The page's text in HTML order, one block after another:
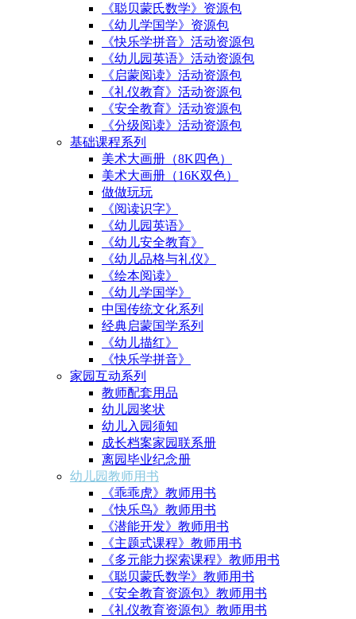
《聪贝蒙氏数学》资源包
《幼儿学国学》资源包
《快乐学拼音》活动资源包
《幼儿园英语》活动资源包
《启蒙阅读》活动资源包
《礼仪教育》活动资源包
《安全教育》活动资源包
《分级阅读》活动资源包
基础课程系列
美术大画册（8K四色）
美术大画册（16K双色）
做做玩玩
《阅读识字》
《幼儿园英语》
《幼儿安全教育》
《幼儿品格与礼仪》
《绘本阅读》
《幼儿学国学》
中国传统文化系列
经典启蒙国学系列
《幼儿描红》
《快乐学拼音》
家园互动系列
教师配套用品
幼儿园奖状
幼儿入园须知
成长档案家园联系册
离园毕业纪念册
幼儿园教师用书
《乖乖虎》教师用书
《快乐鸟》教师用书
《潜能开发》教师用书
《主题式课程》教师用书
《多元能力探索课程》教师用书
《聪贝蒙氏数学》教师用书
《安全教育资源包》教师用书
《礼仪教育资源包》教师用书